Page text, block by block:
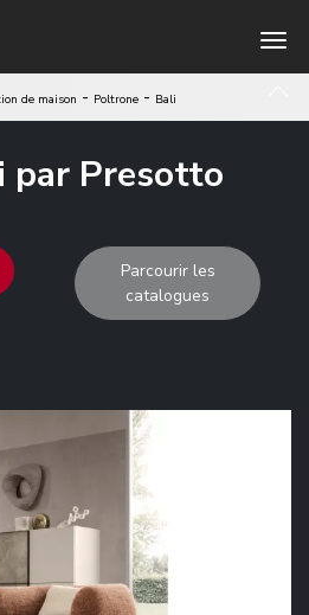
de maison - Poltrone - Bali
par Presotto
Parcourir les
catalogues